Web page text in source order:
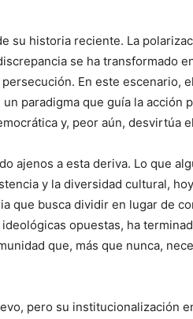
su historia reciente. La
se ha transformado
En este escenario,
paradigma que guía la acción
y, peor aún, desvirtúa
ajenos a esta deriva. Lo que
y la diversidad cultural,
que busca dividir en lugar de
opuestas, ha
que, más que nunca,
pero su institucionalización